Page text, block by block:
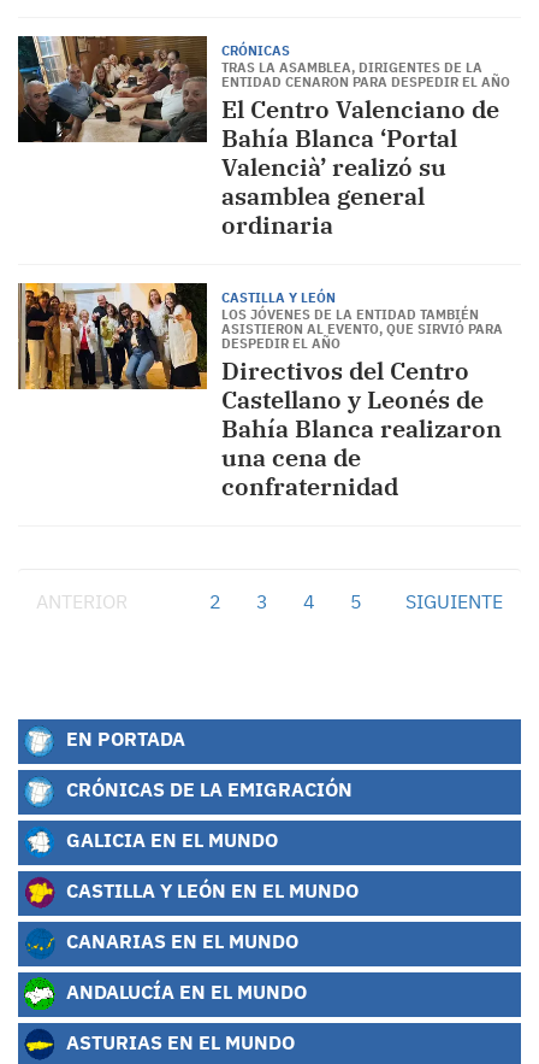
CRÓNICAS
TRAS LA ASAMBLEA, DIRIGENTES DE LA
ENTIDAD CENARON PARA DESPEDIR EL AÑO
El Centro Valenciano de
Bahía Blanca ‘Portal
Valencià’ realizó su
asamblea general
ordinaria
CASTILLA Y LEÓN
LOS JÓVENES DE LA ENTIDAD TAMBIÉN
ASISTIERON AL EVENTO, QUE SIRVIÓ PARA
DESPEDIR EL AÑO
Directivos del Centro
Castellano y Leonés de
Bahía Blanca realizaron
una cena de
confraternidad
ANTERIOR 2 3 4 5 SIGUIENTE
EN PORTADA
CRÓNICAS DE LA EMIGRACIÓN
GALICIA EN EL MUNDO
CASTILLA Y LEÓN EN EL MUNDO
CANARIAS EN EL MUNDO
ANDALUCÍA EN EL MUNDO
ASTURIAS EN EL MUNDO